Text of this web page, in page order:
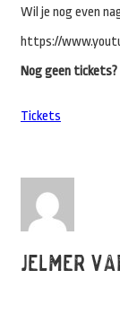
Wil je nog even
https://
Nog geen
Tickets
Jelmer